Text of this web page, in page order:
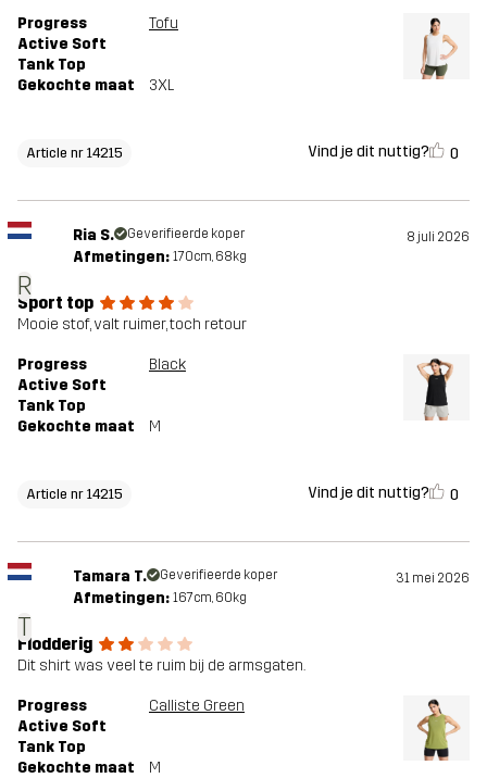
Progress
Active Soft
Tank Top
Tofu
Gekochte maat 3XL
Article nr 14215 Vind je dit nuttig? 0
R
Ria S. Geverifieerde koper 8 juli 2026
Afmetingen: 170cm, 68kg
Sport top
Mooie stof, valt ruimer, toch retour
Progress
Active Soft
Tank Top
Black
Gekochte maat M
Article nr 14215 Vind je dit nuttig? 0
T
Tamara T. Geverifieerde koper 31 mei 2026
Afmetingen: 167cm, 60kg
Flodderig
Dit shirt was veel te ruim bij de armsgaten.
Progress
Active Soft
Tank Top
Calliste Green
Gekochte maat M